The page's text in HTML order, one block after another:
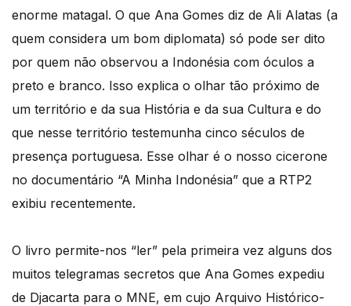
enorme matagal. O que Ana Gomes diz de Ali Alatas (a
quem considera um bom diplomata) só pode ser dito
por quem não observou a Indonésia com óculos a
preto e branco. Isso explica o olhar tão próximo de
um território e da sua História e da sua Cultura e do
que nesse território testemunha cinco séculos de
presença portuguesa. Esse olhar é o nosso cicerone
no documentário “A Minha Indonésia” que a RTP2
exibiu recentemente.
O livro permite-nos “ler” pela primeira vez alguns dos
muitos telegramas secretos que Ana Gomes expediu
de Djacarta para o MNE, em cujo Arquivo Histórico-